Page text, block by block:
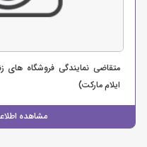
مشاهده
متقاضی نمایندگی فروشگاه های
ایلام مارکت)